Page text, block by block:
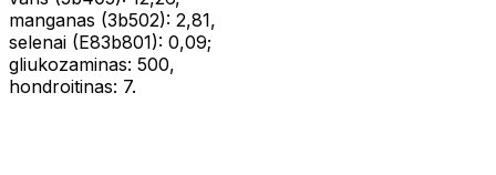
manganas (3b502): 2,81,
selenai (E83b801): 0,09;
gliukozaminas: 500,
hondroitinas: 7.